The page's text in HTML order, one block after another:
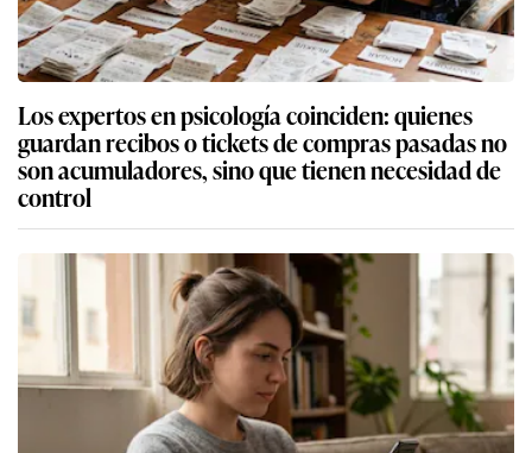
Los expertos en psicología coinciden: quienes
guardan recibos o tickets de compras pasadas no
son acumuladores, sino que tienen necesidad de
control